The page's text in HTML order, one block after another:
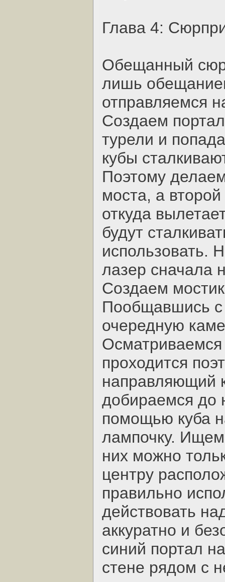
Глава 4:
Обещанный
лишь
отправляемся
Создаем
турели и
кубы
Поэтому
моста, а
откуда
будут
использовать.
лазер сначала
Создаем
Пообщавшись с
очередную
проходится
направляющий
добираемся до
помощью куба
лампочку. Ищем
них можно
центру
правильно
действовать
аккуратно и
синий портал
стене рядом с